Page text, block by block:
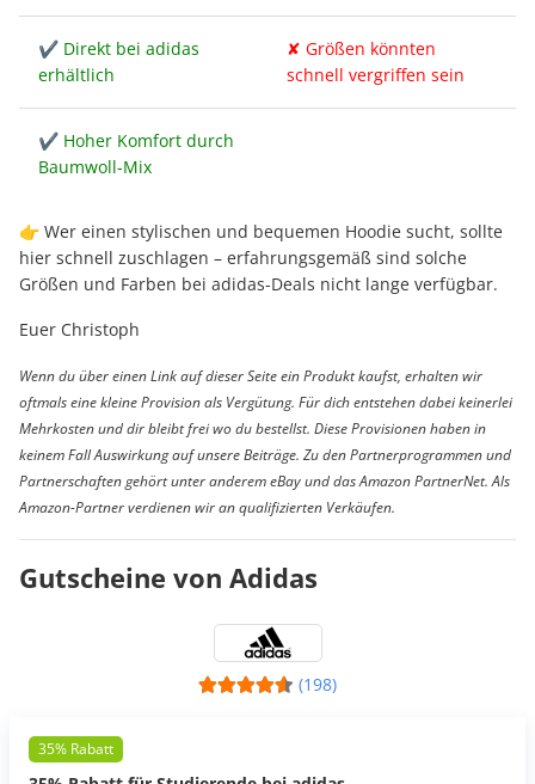
✔ Direkt bei adidas
erhältlich
✘ Größen könnten
schnell vergriffen sein
✔ Hoher Komfort durch
Baumwoll-Mix
👉 Wer einen stylischen und bequemen Hoodie sucht, sollte
hier schnell zuschlagen – erfahrungsgemäß sind solche
Größen und Farben bei adidas-Deals nicht lange verfügbar.
Euer Christoph
Wenn du über einen Link auf dieser Seite ein Produkt kaufst, erhalten wir
oftmals eine kleine Provision als Vergütung. Für dich entstehen dabei keinerlei
Mehrkosten und dir bleibt frei wo du bestellst. Diese Provisionen haben in
keinem Fall Auswirkung auf unsere Beiträge. Zu den Partnerprogrammen und
Partnerschaften gehört unter anderem eBay und das Amazon PartnerNet. Als
Amazon-Partner verdienen wir an qualifizierten Verkäufen.
Gutscheine von Adidas
(198)
35% Rabatt